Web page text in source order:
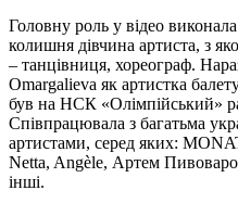
Головну роль у відео виконала
колишня дівчина артиста, з
– танцівниця, хореограф.
Omargalieva як артистка
був на НСК «Олімпійський»
Співпрацювала з багатьма
артистами, серед яких:
Netta, Angèle, Артем
інші.